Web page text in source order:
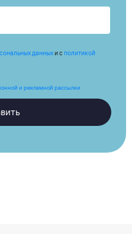
данныхи с политикой
и рекламной рассылки